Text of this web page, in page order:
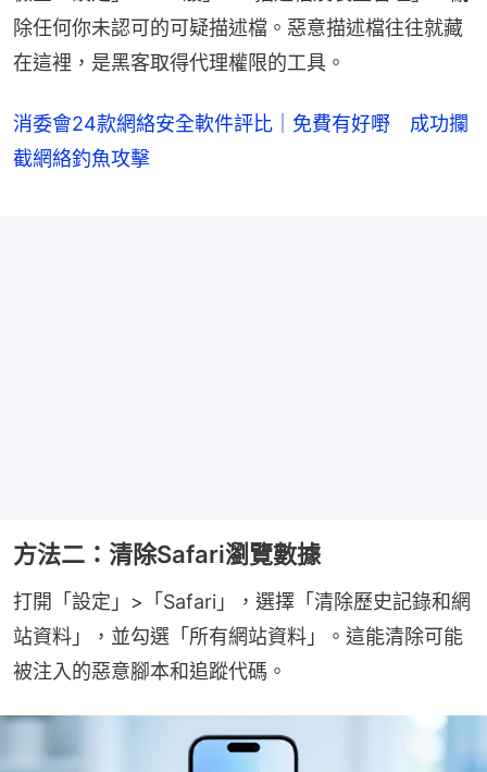
除任何你未認可的可疑描述檔。惡意描述檔往往就藏
在這裡，是黑客取得代理權限的工具。
消委會24款網絡安全軟件評比｜免費有好嘢 成功攔
截網絡釣魚攻擊
方法二：清除Safari瀏覽數據
打開「設定」>「Safari」，選擇「清除歷史記錄和網
站資料」，並勾選「所有網站資料」。這能清除可能
被注入的惡意腳本和追蹤代碼。